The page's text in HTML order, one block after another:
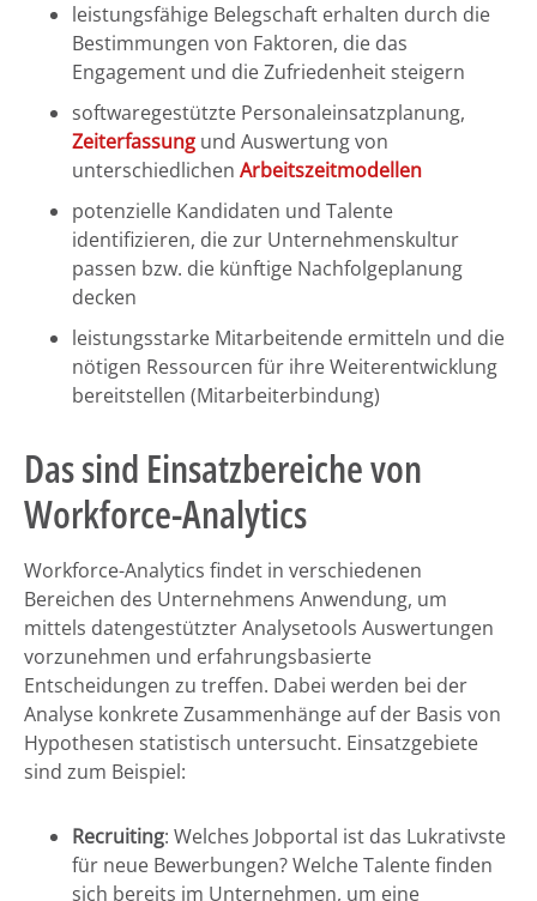
leistungsfähige Belegschaft erhalten durch die
Bestimmungen von Faktoren, die das
Engagement und die Zufriedenheit steigern
softwaregestützte Personaleinsatzplanung,
Zeiterfassung und Auswertung von
unterschiedlichen Arbeitszeitmodellen
potenzielle Kandidaten und Talente
identifizieren, die zur Unternehmenskultur
passen bzw. die künftige Nachfolgeplanung
decken
leistungsstarke Mitarbeitende ermitteln und die
nötigen Ressourcen für ihre Weiterentwicklung
bereitstellen (Mitarbeiterbindung)
Das sind Einsatzbereiche von
Workforce-Analytics
Workforce-Analytics findet in verschiedenen
Bereichen des Unternehmens Anwendung, um
mittels datengestützter Analysetools Auswertungen
vorzunehmen und erfahrungsbasierte
Entscheidungen zu treffen. Dabei werden bei der
Analyse konkrete Zusammenhänge auf der Basis von
Hypothesen statistisch untersucht. Einsatzgebiete
sind zum Beispiel:
Recruiting: Welches Jobportal ist das Lukrativste
für neue Bewerbungen? Welche Talente finden
sich bereits im Unternehmen, um eine